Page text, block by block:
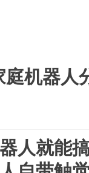
机器人
人就能